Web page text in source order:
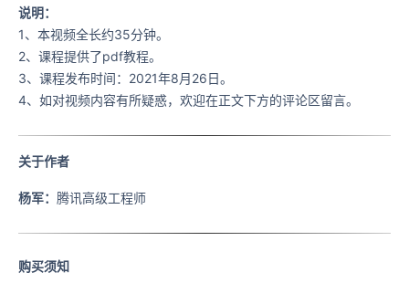
说明：
1、本视频全长约35分钟。
2、课程提供了pdf教程。
3、课程发布时间：2021年8月26日。
4、如对视频内容有所疑惑，欢迎在正文下方的评论区留言。
关于作者
杨军： 腾讯高级工程师
购买须知